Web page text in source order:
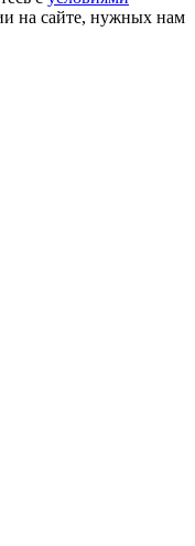
на сайте, нужных нам